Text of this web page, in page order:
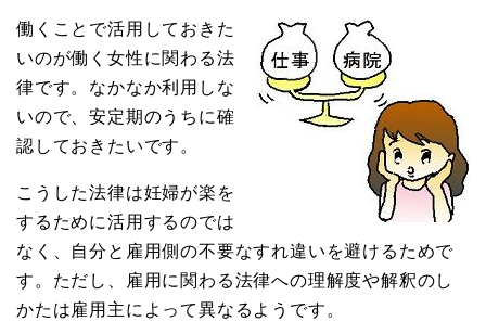
働くことで活用しておきた
いのが働く女性に関わる法
律です。なかなか利用しな
いので、安定期のうちに確
認しておきたいです。
こうした法律は妊婦が楽を
するために活用するのでは
なく、自分と雇用側の不要なすれ違いを避けるためで
す。ただし、雇用に関わる法律への理解度や解釈のし
かたは雇用主によって異なるようです。